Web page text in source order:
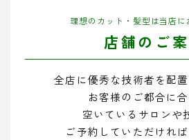
理想のカット・髪型は当店に
店舗のご
全店に優秀な技術者を配置
お客様のご都合に
空いているサロンや
ご予約していただければ